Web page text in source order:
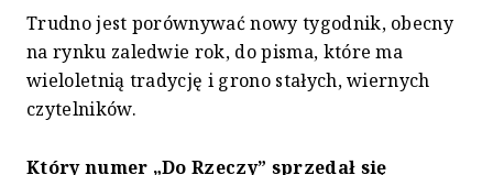
Trudno jest porównywać nowy tygodnik, obecny
na rynku zaledwie rok, do pisma, które ma
wieloletnią tradycję i grono stałych, wiernych
czytelników.
Który numer „Do Rzeczy” sprzedał się